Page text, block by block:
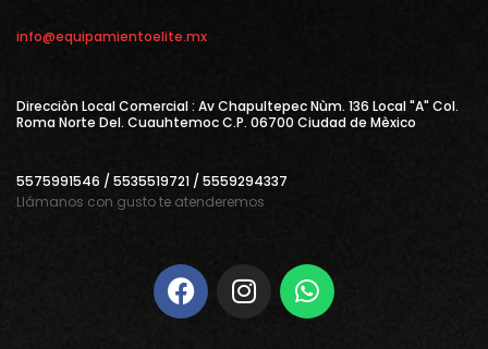
info@equipamientoelite.mx
Direcciòn Local Comercial : Av Chapultepec Nùm. 136 Local "A" Col.
Roma Norte Del. Cuauhtemoc C.P. 06700 Ciudad de Mèxico
5575991546 / 5535519721 / 5559294337
Llámanos con gusto te atenderemos